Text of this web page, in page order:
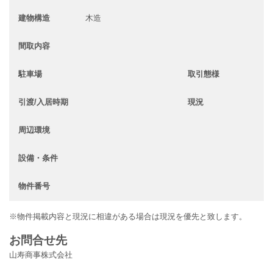
建物構造 木造
間取内容
駐車場 取引態様
引渡/入居時期 現況
周辺環境
設備・条件
物件番号
※物件掲載内容と現況に相違がある場合は現況を優先と致します。
お問合せ先
山寿商事株式会社